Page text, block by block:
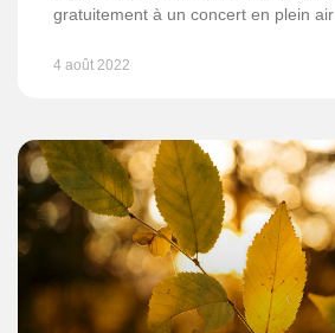
gratuitement à un concert en plein air
4 août 2022